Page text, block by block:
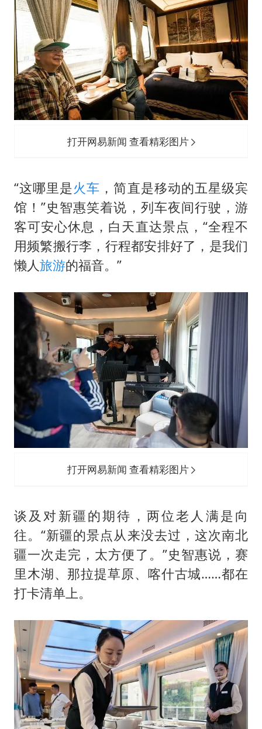
打开网易新闻 查看精彩图片
“这哪里是火车 ，简直是移动的五星级宾
馆！”史智惠笑着说，列车夜间行驶，游
客可安心休息，白天直达景点，“全程不
用频繁搬行李，行程都安排好了，是我们
懒人旅游的福音。”
打开网易新闻 查看精彩图片
谈及对新疆的期待，两位老人满是向
往。“新疆的景点从来没去过，这次南北
疆一次走完，太方便了。”史智惠说，赛
里木湖、那拉提草原、喀什古城……都在
打卡清单上。